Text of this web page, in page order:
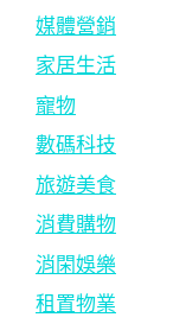
媒體營銷
家居生活
寵物
數碼科技
旅遊美食
消費購物
消閑娛樂
租置物業